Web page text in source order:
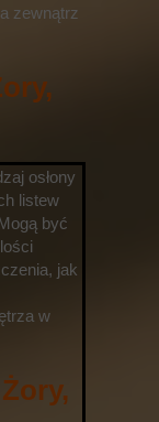
zewnątrz
osłony
listew
być
jak
w